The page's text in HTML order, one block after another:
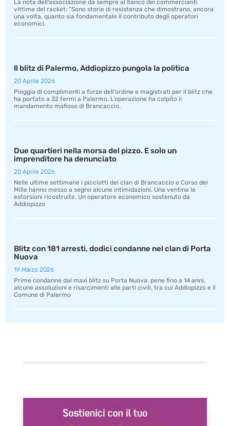
La nota dell’associazione da sempre al fianco dei commercianti
vittime del racket: “Sono storie di resistenza che dimostrano, ancora
una volta, quanto sia fondamentale il contributo degli operatori
economici.
Il blitz di Palermo, Addiopizzo pungola la politica
20 Aprile 2026
Pioggia di complimenti a forze dell’ordine e magistrati per il blitz che
ha portato a 32 fermi a Palermo. L’operazione ha colpito il
mandamento mafioso di Brancaccio.
Due quartieri nella morsa del pizzo. E solo un
imprenditore ha denunciato
20 Aprile 2026
Nelle ultime settimane i picciotti dei clan di Brancaccio e Corso dei
Mille hanno messo a segno alcune intimidazioni. Una ventina le
estorsioni ricostruite. Un operatore economico sostenuto da
Addiopizzo
Blitz con 181 arresti, dodici condanne nel clan di Porta
Nuova
19 Marzo 2026
Prime condanne dal maxi blitz su Porta Nuova: pene fino a 14 anni,
alcune assoluzioni e risarcimenti alle parti civili, tra cui Addiopizzo e il
Comune di Palermo